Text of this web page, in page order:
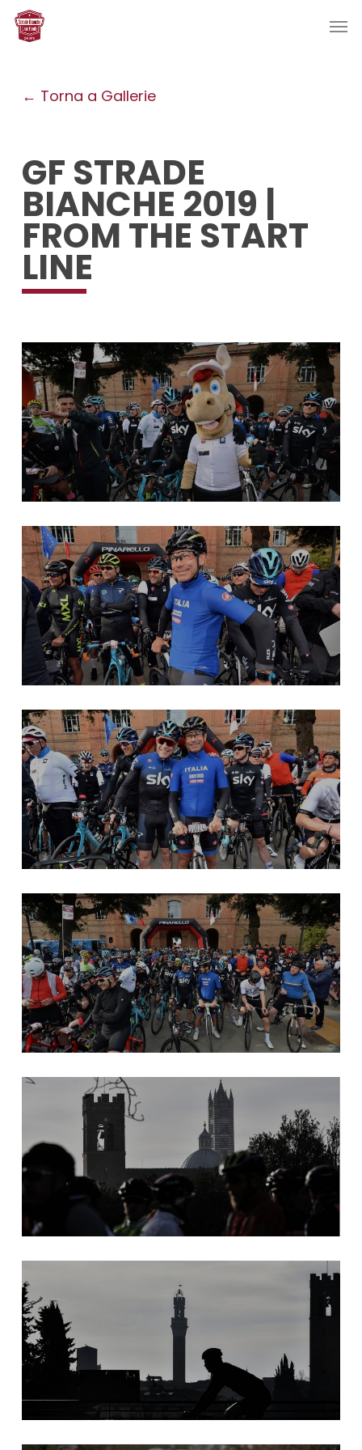
Skip
← Torna a Gallerie
GF STRADE
BIANCHE 2019 |
FROM THE START
LINE